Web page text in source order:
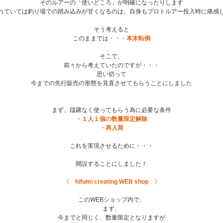
そのルアーの「使いどころ」が明確になったりします
ていては釣り場での踏み込みが甘くなるのは、自身もプロトルアー投入時に痛感
そう考えると
このままでは・・・ 本末転倒
そこで、
前々から考えていたのですが・・・
思い切って
今までの先行販売の形態を見直させてもらうことにしました
まず、躊躇なく使ってもらう為に必要な条件
・１人１個の数量限定解除
・再入荷
これを実現させるために・・・
開設することにしました！
〈 hifumi creating WEB shop 〉
このWEBショップ内で、
まず、
今までと同じく、数量限定となりますが